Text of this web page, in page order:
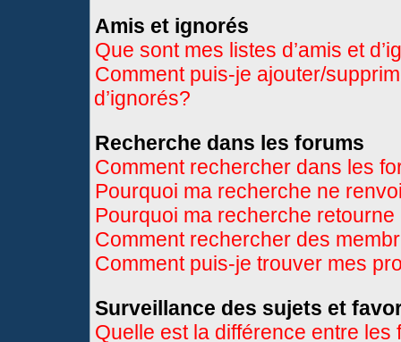
Amis et ignorés
Que sont mes listes d’amis et
Comment puis-je ajouter/
d’ignorés?
Recherche dans les forums
Comment rechercher dans les
Pourquoi ma recherche ne
Pourquoi ma recherche
Comment rechercher des
Comment puis-je trouver mes
Surveillance des sujets et
Quelle est la différence entre